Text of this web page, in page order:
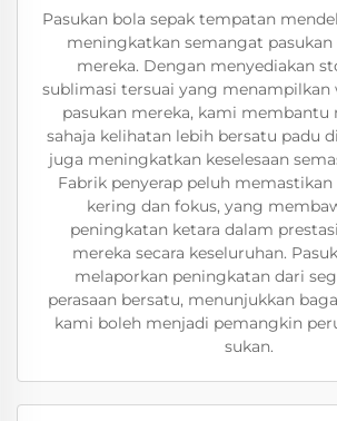
Pasukan bola sepak tempatan
meningkatkan semangat pasukan
mereka. Dengan menyediakan
sublimasi tersuai yang menampilkan
pasukan mereka, kami membantu
sahaja kelihatan lebih bersatu padu
juga meningkatkan keselesaan
Fabrik penyerap peluh
kering dan fokus, yang
peningkatan ketara dalam
mereka secara keseluruhan.
melaporkan peningkatan dari
perasaan bersatu, menunjukkan
kami boleh menjadi pemangkin
sukan.